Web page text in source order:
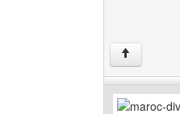
↑